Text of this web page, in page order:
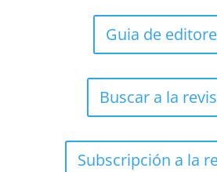
Guia de
Buscar a la
Subscripción a la